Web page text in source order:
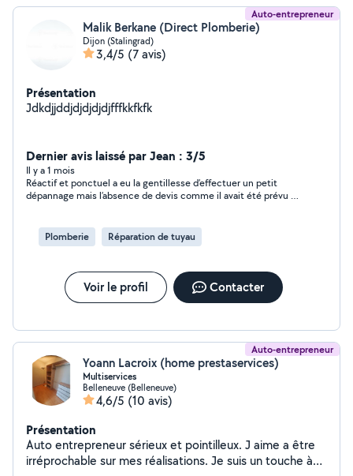
Auto-entrepreneur
Malik Berkane (Direct Plomberie)
Dijon (Stalingrad)
3,4/5 (7 avis)
Présentation
Jdkdjjddjdjdjdjdjfffkkfkfk
Dernier avis laissé par Jean : 3/5
Il y a 1 mois
Réactif et ponctuel a eu la gentillesse d’effectuer un petit
dépannage mais l’absence de devis comme il avait été prévu à
Plomberie
Réparation de tuyau
Voir le profil Contacter
Auto-entrepreneur
Yoann Lacroix (home prestaservices)
Multiservices
Belleneuve (Belleneuve)
4,6/5 (10 avis)
Présentation
Auto entrepreneur sérieux et pointilleux. J aime a être
irréprochable sur mes réalisations. Je suis un touche à